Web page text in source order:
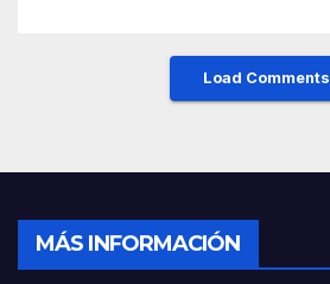
Load Comments
MÁS INFORMACIÓN